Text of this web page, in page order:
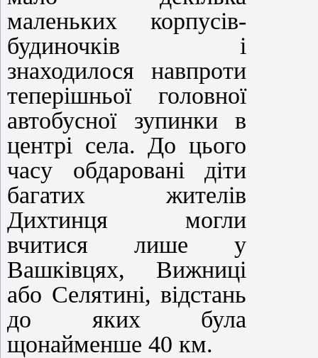
маленьких корпусів-
будиночків і
знаходилося навпроти
теперішньої головної
автобусної зупинки в
центрі села. До цього
часу обдаровані діти
багатих жителів
Дихтинця могли
вчитися лише у
Вашківцях, Вижниці
або Селятині, відстань
до яких була
щонайменше 40 км.